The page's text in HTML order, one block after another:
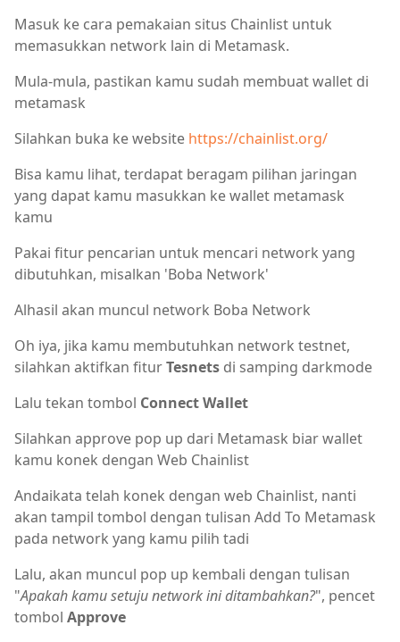
Masuk ke cara pemakaian situs Chainlist untuk
memasukkan network lain di Metamask.
Mula-mula, pastikan kamu sudah membuat wallet di
metamask
Silahkan buka ke website https://chainlist.org/
Bisa kamu lihat, terdapat beragam pilihan jaringan
yang dapat kamu masukkan ke wallet metamask
kamu
Pakai fitur pencarian untuk mencari network yang
dibutuhkan, misalkan 'Boba Network'
Alhasil akan muncul network Boba Network
Oh iya, jika kamu membutuhkan network testnet,
silahkan aktifkan fiturTesnets di samping darkmode
Lalu tekan tombol Connect Wallet
Silahkan approve pop up dari Metamask biar wallet
kamu konek dengan Web Chainlist
Andaikata telah konek dengan web Chainlist, nanti
akan tampil tombol dengan tulisan Add To Metamask
pada network yang kamu pilih tadi
Lalu, akan muncul pop up kembali dengan tulisan
"Apakah kamu setuju network ini ditambahkan?", pencet
tombol Approve